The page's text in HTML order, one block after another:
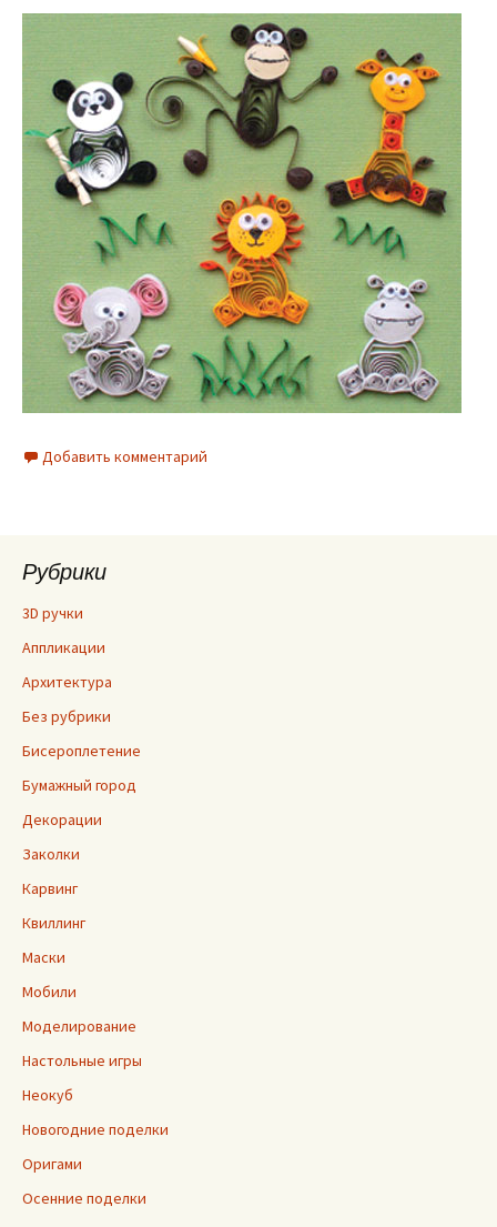
Добавить комментарий
Рубрики
3D ручки
Аппликации
Архитектура
Без рубрики
Бисероплетение
Бумажный город
Декорации
Заколки
Карвинг
Квиллинг
Маски
Мобили
Моделирование
Настольные игры
Неокуб
Новогодние поделки
Оригами
Осенние поделки